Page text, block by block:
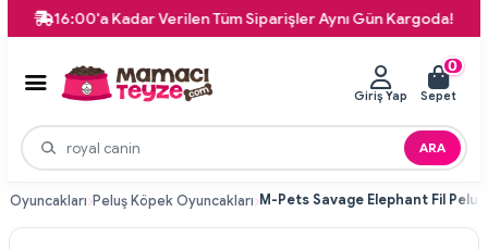
16:00'a Kadar Verilen Tüm Siparişler Aynı Gün Kargoda!
ARA
Giriş Yap
0
Sepet
Oyuncakları Peluş Köpek Oyuncakları